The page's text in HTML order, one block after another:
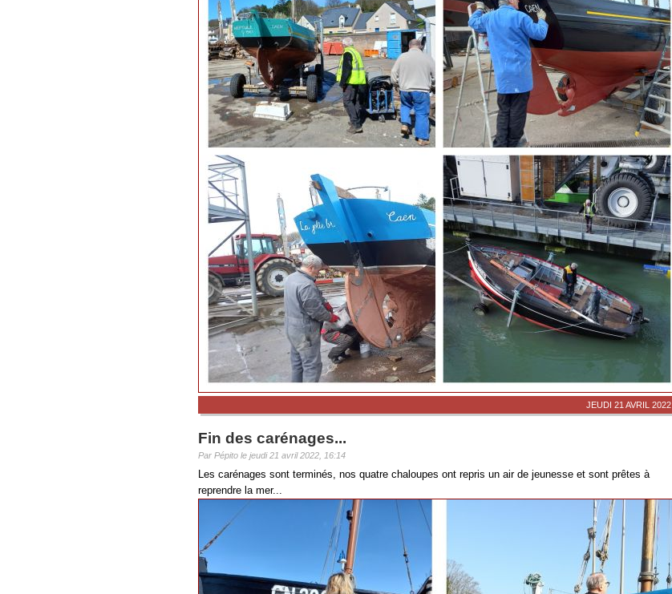
JEUDI 21 AVRIL 2022
Fin des carénages...
Par Pépito le jeudi 21 avril 2022, 16:14
Les carénages sont terminés, nos quatre chaloupes ont repris un air de jeunesse et sont prêtes à
reprendre la mer...